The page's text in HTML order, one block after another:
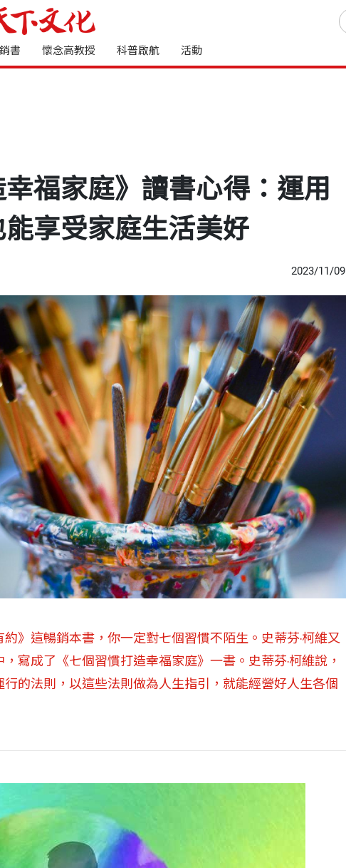
書 懷念高教授 科普啟航 活動
福家庭》讀書心得：運用
享受家庭生活美好
2023/11/09
》這暢銷本書，你一定對七個習慣不陌生。史蒂芬‧柯維又
寫成了《七個習慣打造幸福家庭》一書。史蒂芬‧柯維說，
的法則，以這些法則做為人生指引，就能經營好人生各個